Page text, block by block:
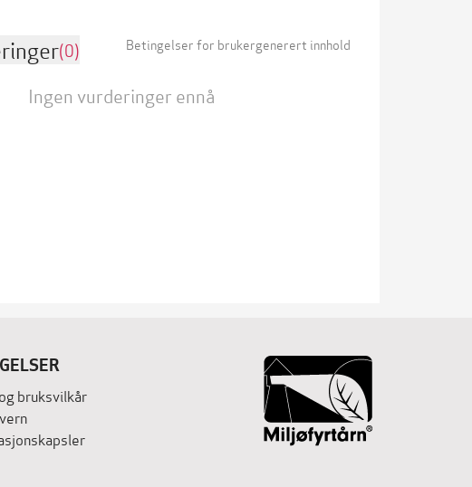
(0) Betingelser for brukergenerert innhold
Ingen vurderinger ennå
bruksvilkår